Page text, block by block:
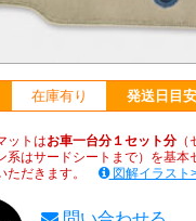
在庫有り 発送日目安
ットはお車一台分１セット分（
系はサードシートまで）を基本
ただきます。
図解イラスト